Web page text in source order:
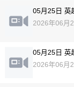
05月25日 英
2026年06月
05月25日 英
2026年06月